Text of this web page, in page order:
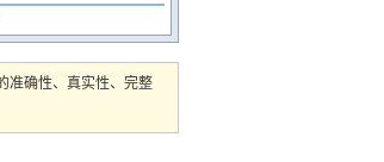
准确性、真实性、完整